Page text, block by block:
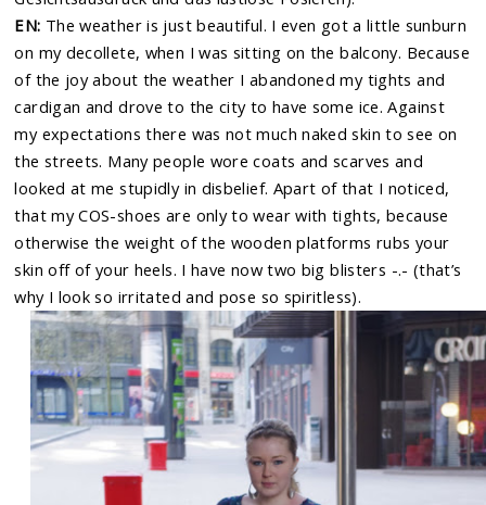
EN: The weather is just beautiful. I even got a little sunburn
on my decollete, when I was sitting on the balcony. Because
of the joy about the weather I abandoned my tights and
cardigan and drove to the city to have some ice. Against
my expectations there was not much naked skin to see on
the streets. Many people wore coats and scarves and
looked at me stupidly in disbelief. Apart of that I noticed,
that my COS-shoes are only to wear with tights, because
otherwise the weight of the wooden platforms rubs your
skin off of your heels. I have now two big blisters -.- (that’s
why I look so irritated and pose so spiritless).